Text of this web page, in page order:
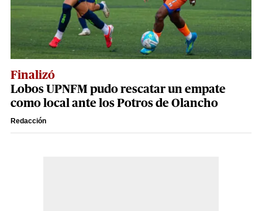
Finalizó
Lobos UPNFM pudo rescatar un empate
como local ante los Potros de Olancho
Redacción